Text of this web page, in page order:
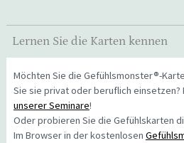
Lernen Sie die Karten kennen
Möchten Sie die Gefühlsmonster®-
Sie sie privat oder beruflich einsetzen?
unserer Seminare!
Oder probieren Sie die Gefühlskarten
Im Browser in der kostenlosen